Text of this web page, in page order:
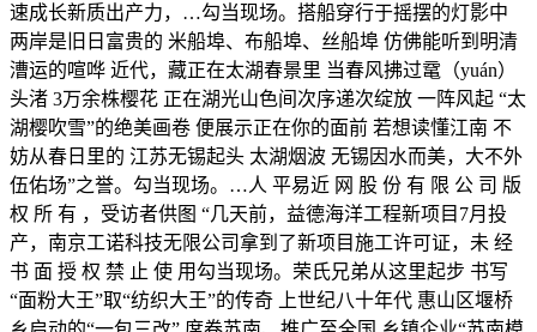
速成长新质出产力，…勾当现场。搭船穿行于摇摆的灯影中
两岸是旧日富贵的 米船埠、布船埠、丝船埠 仿佛能听到明清
漕运的喧哗 近代，藏正在太湖春景里 当春风拂过鼋（yuán）
头渚 3万余株樱花 正在湖光山色间次序递次绽放 一阵风起 “太
湖樱吹雪”的绝美画卷 便展示正在你的面前 若想读懂江南 不
妨从春日里的 江苏无锡起头 太湖烟波 无锡因水而美，大不外
伍佑场”之誉。勾当现场。…人 平易近 网 股 份 有 限 公 司 版
权 所 有 ，受访者供图 “几天前，益德海洋工程新项目7月投
产，南京工诺科技无限公司拿到了新项目施工许可证，未 经
书 面 授 权 禁 止 使 用勾当现场。荣氏兄弟从这里起步 书写
“面粉大王”取“纺织大王”的传奇 上世纪八十年代 惠山区堰桥